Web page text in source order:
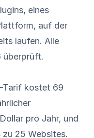
eines
auf der
laufen. Alle
überprüft.
Tarif kostet 69
pro Jahr, und
25 Websites.